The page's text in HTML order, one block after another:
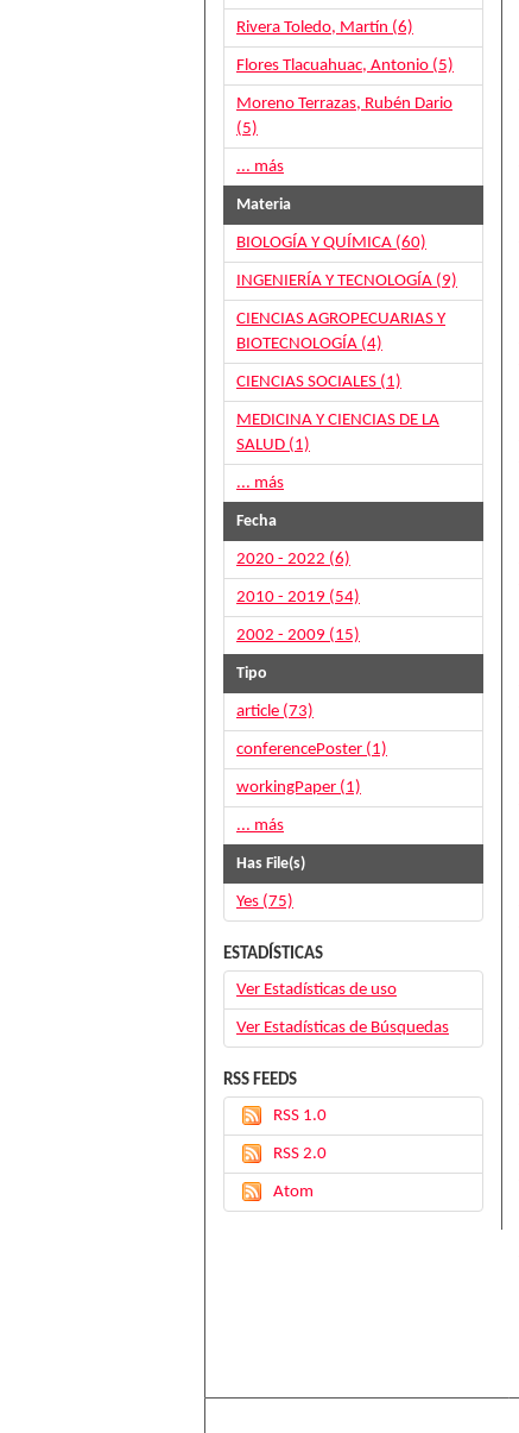
Rivera Toledo, Martín (6)
Flores Tlacuahuac, Antonio (5)
Moreno Terrazas, Rubén Dario
(5)
... más
Materia
BIOLOGÍA Y QUÍMICA (60)
INGENIERÍA Y TECNOLOGÍA (9)
CIENCIAS AGROPECUARIAS Y
BIOTECNOLOGÍA (4)
CIENCIAS SOCIALES (1)
MEDICINA Y CIENCIAS DE LA
SALUD (1)
... más
Fecha
2020 - 2022 (6)
2010 - 2019 (54)
2002 - 2009 (15)
Tipo
article (73)
conferencePoster (1)
workingPaper (1)
... más
Has File(s)
Yes (75)
ESTADÍSTICAS
Ver Estadísticas de uso
Ver Estadísticas de Búsquedas
RSS FEEDS
RSS 1.0
RSS 2.0
Atom